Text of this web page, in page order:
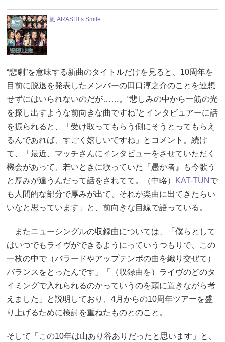
嵐 ARASHI’s Smile
“悲劇”を意味する新曲のタイトルだけを見ると、10周年を
目前に脱退を発表したメンバーの田口淳之介のことを連想
せずにはいられないのだが……。“悲しみの中から一筋の光
を探し出すような前向きな曲ですね”とインタビュアーに話
を振られると、「受け取ってもらう側にそうとってもらえ
るんであれば、すごく嬉しいですね」とコメント。続け
て、「最近、マッチさんにインタビューをさせていただく
機会があって、若いときに歌っていた『愚か者』も今歌う
と厚みが違うんだって話をされてて。（中略）
KAT-TUN で
も人間的な部分で厚みが出て、それが楽曲に出てきたらい
いなと思っています」と、前向きな目線で語っている。
またニューシングルの収録曲については、「僕らとして
はいつでもライヴができるようにっていうつもりで、この
一枚の中で（バラードやアップテンポの曲を織り交ぜて）
バランスをとったんです」「（収録曲を）ライヴのどのタ
イミングで入れられるのかっていうのを頭に置きながら考
えました」と説明しており、4月からの10周年ツアーを盛
り上げるために検討を重ねたものとのこと。
そして「この10年は山あり谷ありだったと思います」と、